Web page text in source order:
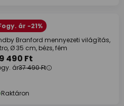
ár -21%
Branford mennyezeti világítás,
Ø 35 cm, bézs, fém
490 Ft
ár37 490 Ft
Raktáron